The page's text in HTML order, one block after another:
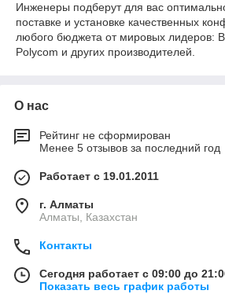
Инженеры подберут для вас
поставке и установке качественных
любого бюджета от мировых лидеров:
Polycom и других производителей.
О нас
Рейтинг не сформирован
Менее 5 отзывов за последний год
Работает с 19.01.2011
г. Алматы
Алматы, Казахстан
Контакты
Сегодня работает с 09:00 до
Показать весь график работы